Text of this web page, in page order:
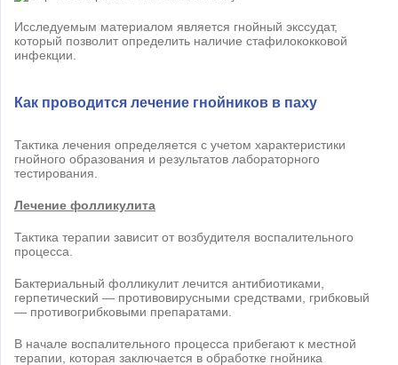
Исследуемым материалом является гнойный экссудат,
который позволит определить наличие стафилококковой
инфекции.
Как проводится лечение гнойников в паху
Тактика лечения определяется с учетом характеристики
гнойного образования и результатов лабораторного
тестирования.
Лечение фолликулита
Тактика терапии зависит от возбудителя воспалительного
процесса.
Бактериальный фолликулит лечится антибиотиками,
герпетический — противовирусными средствами, грибковый
— противогрибковыми препаратами.
В начале воспалительного процесса прибегают к местной
терапии, которая заключается в обработке гнойника